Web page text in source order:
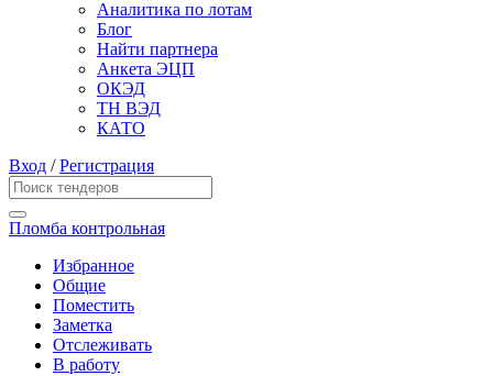
Аналитика по лотам
Блог
Найти партнера
Анкета ЭЦП
ОКЭД
ТН ВЭД
КАТО
Вход /Регистрация
Пломба контрольная
Избранное
Общие
Поместить
Заметка
Отслеживать
В работу